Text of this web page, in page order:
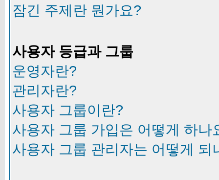
잠긴 주제란 뭔가요?
사용자 등급과 그룹
운영자란?
관리자란?
사용자 그룹이란?
사용자 그룹 가입은 어떻게 하나
사용자 그룹 관리자는 어떻게 되